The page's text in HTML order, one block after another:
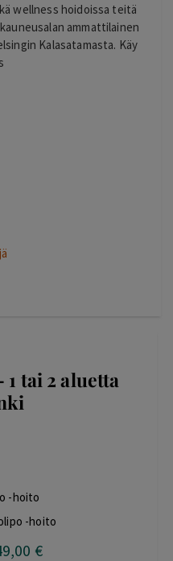
wellness hoidoissa teitä
ammattilainen
Kalasatamasta. Käy
tai 2 aluetta
-hoito
-hoito
,00 €Nykyinen